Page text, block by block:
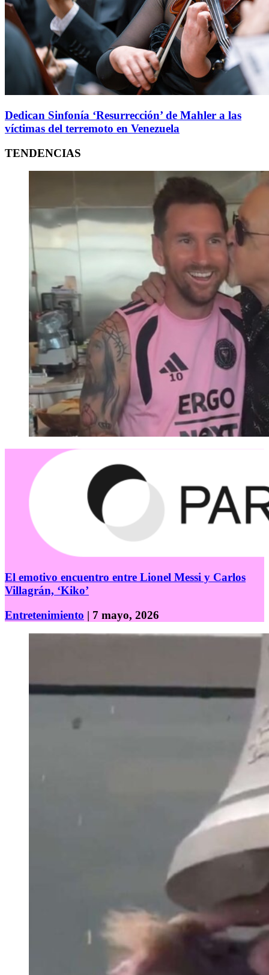
Dedican Sinfonía ‘Resurrección’ de Mahler a las
víctimas del terremoto en Venezuela
TENDENCIAS
El emotivo encuentro entre Lionel Messi y Carlos
Villagrán, ‘Kiko’
Entretenimiento | 7 mayo, 2026